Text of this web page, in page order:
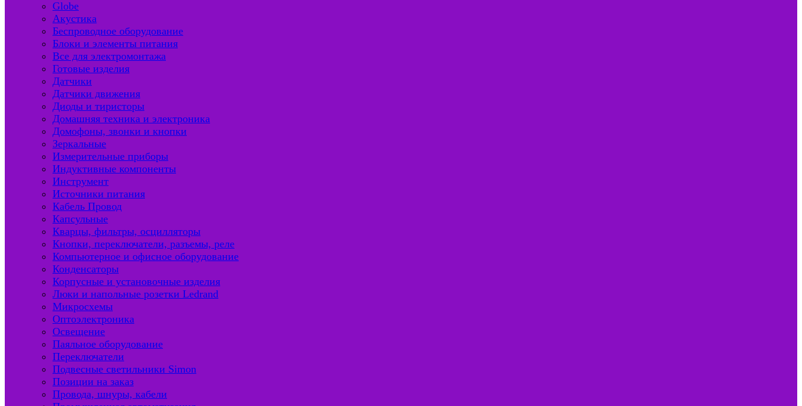
Globe
Акустика
Беспроводное оборудование
Блоки и элементы питания
Все для электромонтажа
Готовые изделия
Датчики
Датчики движения
Диоды и тиристоры
Домашняя техника и электроника
Домофоны, звонки и кнопки
Зеркальные
Измерительные приборы
Индуктивные компоненты
Инструмент
Источники питания
Кабель Провод
Капсульные
Кварцы, фильтры, осцилляторы
Кнопки, переключатели, разъемы, реле
Компьютерное и офисное оборудование
Конденсаторы
Корпусные и установочные изделия
Люки и напольные розетки Ledrand
Микросхемы
Оптоэлектроника
Освещение
Паяльное оборудование
Переключатели
Подвесные светильники Simon
Позиции на заказ
Провода, шнуры, кабели